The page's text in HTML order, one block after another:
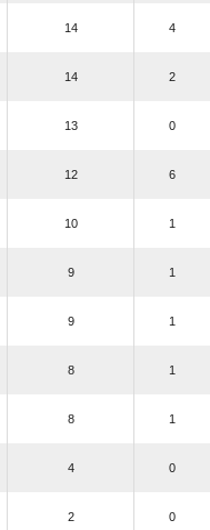
14 4
14 2
13 0
12 6
10 1
9 1
9 1
8 1
8 1
4 0
2 0